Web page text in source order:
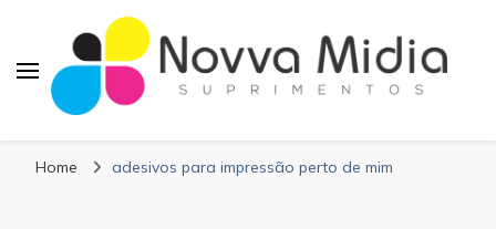
Suprimentos
Home adesivos para impressão perto de mim